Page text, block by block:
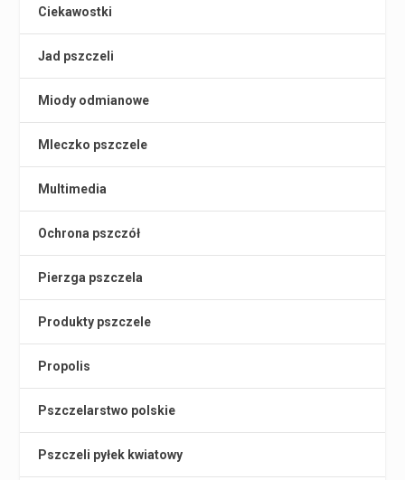
Ciekawostki
Jad pszczeli
Miody odmianowe
Mleczko pszczele
Multimedia
Ochrona pszczół
Pierzga pszczela
Produkty pszczele
Propolis
Pszczelarstwo polskie
Pszczeli pyłek kwiatowy